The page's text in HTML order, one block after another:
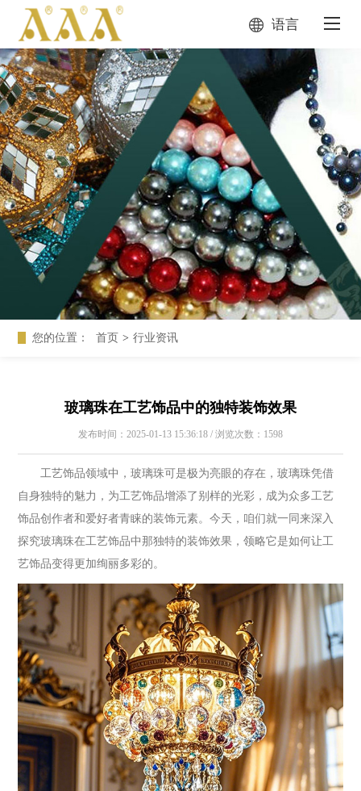
语言
您的位置： 首页 > 行业资讯
玻璃珠在工艺饰品中的独特装饰效果
发布时间：2025-01-13 15:36:18 / 浏览次数：1598
工艺饰品领域中，玻璃珠可是极为亮眼的存在，玻璃珠凭借
自身独特的魅力，为工艺饰品增添了别样的光彩，成为众多工艺
饰品创作者和爱好者青睐的装饰元素。今天，咱们就一同来深入
探究玻璃珠在工艺饰品中那独特的装饰效果，领略它是如何让工
艺饰品变得更加绚丽多彩的。